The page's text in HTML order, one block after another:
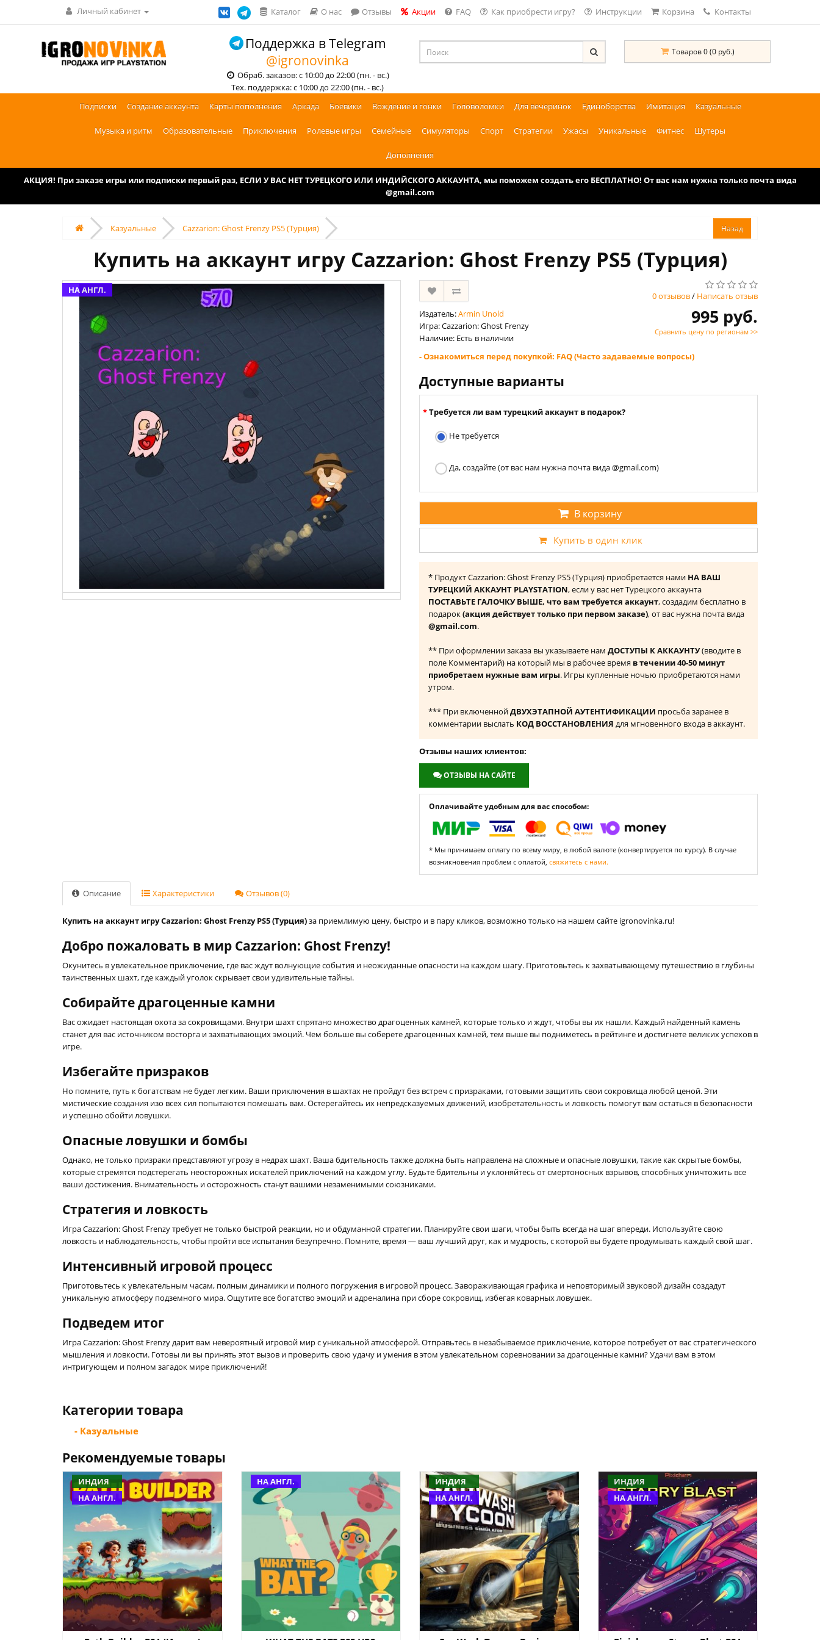
Личный кабинет Каталог О нас Отзывы Акции FAQ Как приобрести игру? Инструкции Корзина Контакты
Поддержка в Telegram
@igronovinka
Обраб. заказов: с 10:00 до 22:00 (пн. - вс.)
Тех. поддержка: с 10:00 до 22:00 (пн. - вс.)
Товаров 0 (0 руб.)
Подписки Создание аккаунта Карты пополнения Аркада Боевики Вождение и гонки Головоломки Для вечеринок Единоборства Имитация Казуальные
Музыка и ритм Образовательные Приключения Ролевые игры Семейные Симуляторы Спорт Стратегии Ужасы Уникальные Фитнес Шутеры
Дополнения
АКЦИЯ! При заказе игры или подписки первый раз, ЕСЛИ У ВАС НЕТ ТУРЕЦКОГО ИЛИ ИНДИЙСКОГО АККАУНТА, мы поможем создать его БЕСПЛАТНО! От вас нам нужна только почта вида
@gmail.com
Казуальные Cazzarion: Ghost Frenzy PS5 (Турция)
Купить на аккаунт игру Cazzarion: Ghost Frenzy PS5 (Турция)
НА АНГЛ.
0 отзывов/ Написать отзыв
Издатель:Armin Unold
Игра: Cazzarion: Ghost Frenzy
Наличие: Есть в наличии
995 руб.
Сравнить цену по регионам >>
- Ознакомиться перед покупкой: FAQ (Часто задаваемые вопросы)
Доступные варианты
Требуется ли вам турецкий аккаунт в подарок?
Не требуется
Да, создайте (от вас нам нужна почта вида @gmail.com)
В корзину
Купить в один клик
* Продукт Cazzarion: Ghost Frenzy PS5 (Турция) приобретается нами НА ВАШ
ТУРЕЦКИЙ АККАУНТ PLAYSTATION, если у вас нет Турецкого аккаунта
ПОСТАВЬТЕ ГАЛОЧКУ ВЫШЕ, что вам требуется аккаунт, создадим бесплатно в
подарок(акция действует только при первом заказе), от вас нужна почта вида
@gmail.com.
** При оформлении заказа вы указываете нам ДОСТУПЫ К АККАУНТУ(вводите в
поле Комментарий) на который мы в рабочее время в течении 40-50 минут
приобретаем нужные вам игры. Игры купленные ночью приобретаются нами
утром.
*** При включеннойДВУХЭТАПНОЙ АУТЕНТИФИКАЦИИ просьба заранее в
комментарии выслать КОД ВОССТАНОВЛЕНИЯ для мгновенного входа в аккаунт.
Отзывы наших клиентов:
ОТЗЫВЫ НА САЙТЕ
Оплачивайте удобным для вас способом:
* Мы принимаем оплату по всему миру, в любой валюте (конвертируется по курсу). В случае
возникновения проблем с оплатой, свяжитесь с нами.
Описание Характеристики Отзывов (0)
Купить на аккаунт игру Cazzarion: Ghost Frenzy PS5 (Турция)за приемлимую цену, быстро и в пару кликов, возможно только на нашем сайте igronovinka.ru!
Добро пожаловать в мир Cazzarion: Ghost Frenzy!
Окунитесь в увлекательное приключение, где вас ждут волнующие события и неожиданные опасности на каждом шагу. Приготовьтесь к захватывающему путешествию в глубины
таинственных шахт, где каждый уголок скрывает свои удивительные тайны.
Собирайте драгоценные камни
Вас ожидает настоящая охота за сокровищами. Внутри шахт спрятано множество драгоценных камней, которые только и ждут, чтобы вы их нашли. Каждый найденный камень
станет для вас источником восторга и захватывающих эмоций. Чем больше вы соберете драгоценных камней, тем выше вы подниметесь в рейтинге и достигнете великих успехов в
игре.
Избегайте призраков
Но помните, путь к богатствам не будет легким. Ваши приключения в шахтах не пройдут без встреч с призраками, готовыми защитить свои сокровища любой ценой. Эти
мистические создания изо всех сил попытаются помешать вам. Остерегайтесь их непредсказуемых движений, изобретательность и ловкость помогут вам остаться в безопасности
и успешно обойти ловушки.
Опасные ловушки и бомбы
Однако, не только призраки представляют угрозу в недрах шахт. Ваша бдительность также должна быть направлена на сложные и опасные ловушки, такие как скрытые бомбы,
которые стремятся подстерегать неосторожных искателей приключений на каждом углу. Будьте бдительны и уклоняйтесь от смертоносных взрывов, способных уничтожить все
ваши достижения. Внимательность и осторожность станут вашими незаменимыми союзниками.
Стратегия и ловкость
Игра Cazzarion: Ghost Frenzy требует не только быстрой реакции, но и обдуманной стратегии. Планируйте свои шаги, чтобы быть всегда на шаг впереди. Используйте свою
ловкость и наблюдательность, чтобы пройти все испытания безупречно. Помните, время — ваш лучший друг, как и мудрость, с которой вы будете продумывать каждый свой шаг.
Интенсивный игровой процесс
Приготовьтесь к увлекательным часам, полным динамики и полного погружения в игровой процесс. Завораживающая графика и неповторимый звуковой дизайн создадут
уникальную атмосферу подземного мира. Ощутите все богатство эмоций и адреналина при сборе сокровищ, избегая коварных ловушек.
Подведем итог
Игра Cazzarion: Ghost Frenzy дарит вам невероятный игровой мир с уникальной атмосферой. Отправьтесь в незабываемое приключение, которое потребует от вас стратегического
мышления и ловкости. Готовы ли вы принять этот вызов и проверить свою удачу и умения в этом увлекательном соревновании за драгоценные камни? Удачи вам в этом
интригующем и полном загадок мире приключений!
Категории товара
- Казуальные
Рекомендуемые товары
ИНДИЯ
НА АНГЛ.
НА АНГЛ.
ИНДИЯ
НА АНГЛ.
ИНДИЯ
НА АНГЛ.